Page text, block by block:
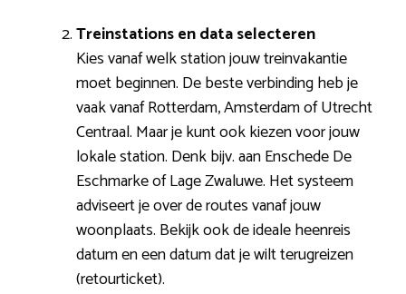
Treinstations en data selecteren
Kies vanaf welk station jouw treinvakantie
moet beginnen. De beste verbinding heb je
vaak vanaf Rotterdam, Amsterdam of Utrecht
Centraal. Maar je kunt ook kiezen voor jouw
lokale station. Denk bijv. aan Enschede De
Eschmarke of Lage Zwaluwe. Het systeem
adviseert je over de routes vanaf jouw
woonplaats. Bekijk ook de ideale heenreis
datum en een datum dat je wilt terugreizen
(retourticket).